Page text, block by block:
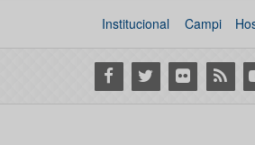
Institucional Campi
Facebook
Twitter Flickr RSS